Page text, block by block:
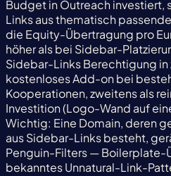
Budget in Outreach
Links aus thematisch
die Equity-Übertragung pro
höher als bei Sidebar-
Sidebar-Links Berechtigung in
kostenloses Add-on bei
Kooperationen, zweitens als
Investition (Logo-Wand auf
Wichtig: Eine Domain, deren
aus Sidebar-Links besteht,
Penguin-Filters — Boilerplate-
bekanntes Unnatural-Link-